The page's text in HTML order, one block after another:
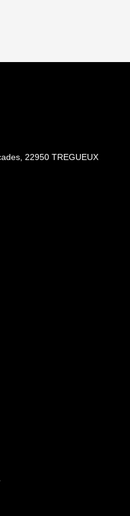
22950 TREGUEUX